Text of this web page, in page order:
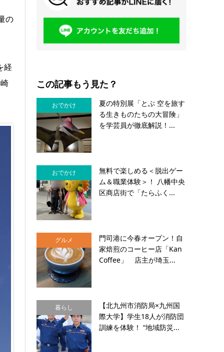
の
経
この記事もう見た？
おでかけ
夏の特別展「とぶ 空を旅す
る生きものたちの大冒険」
を学芸員が徹底解説！...
おでかけ
無料で楽しめる＜脱出ゲー
ム＆職業体験＞！ 八幡中央
区商店街で「たらふく...
グルメ
門司港に今春オープン！自
家焙煎のコーヒー店「Kan
Coffee」 店主が埼玉...
暮らし
【北九州市消防局×九州国
際大学】学生18人が消防団
訓練を体験！ “地域防災...